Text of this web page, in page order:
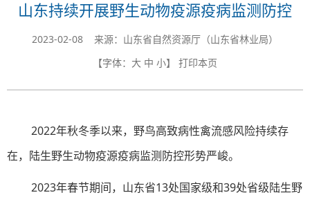
山东持续开展野生动物疫源疫病监测防控
2023-02-08 来源：​山东省自然资源厅（山东省林业局）
【字体： 大 中 小】 打印本页
2022年秋冬季以来，野鸟高致病性禽流感风险持续存
在，陆生野生动物疫源疫病监测防控形势严峻。
2023年春节期间，山东省13处国家级和39处省级陆生野